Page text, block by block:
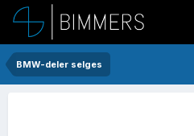
BMW-deler selges